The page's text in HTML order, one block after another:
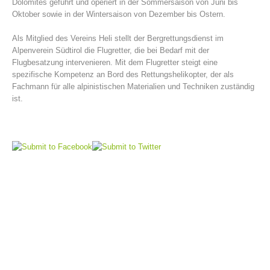
Bergrettungsstellen
Dolomites geführt und operiert in der Sommersaison von Juni bis
Oktober sowie in der Wintersaison von Dezember bis Ostern.
Als Mitglied des Vereins Heli stellt der Bergrettungsdienst im
Alpenverein Südtirol die Flugretter, die bei Bedarf mit der
Flugbesatzung intervenieren. Mit dem Flugretter steigt eine
spezifische Kompetenz an Bord des Rettungshelikopter, der als
Fachmann für alle alpinistischen Materialien und Techniken zuständig
ist.